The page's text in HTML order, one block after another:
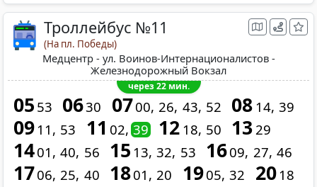
Троллейбус №11
(На пл. Победы)
Медцентр - ул. Воинов-Интернационалистов -
Железнодорожный Вокзал
через 22 мин.
05 53 0630 0700 26 43 52 08 14 39
09 11 53 11 02 39 12 18 50 13 29
1401 40 56 15 13 32 53 1609 27 46
1706 25 40 1801 20 1905 32 20 18